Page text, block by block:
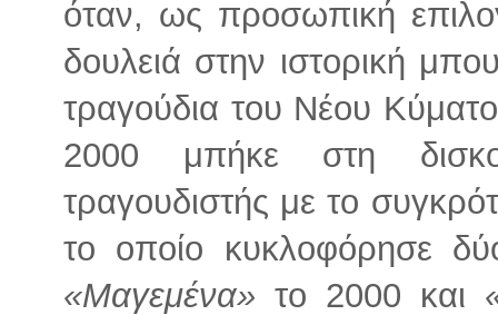
όταν, ως προσωπική
δουλειά στην ιστορική
τραγούδια του Νέου
2000 μπήκε στη
τραγουδιστής με το
το οποίο κυκλοφόρησε
«Μαγεμένα» το 2000 και